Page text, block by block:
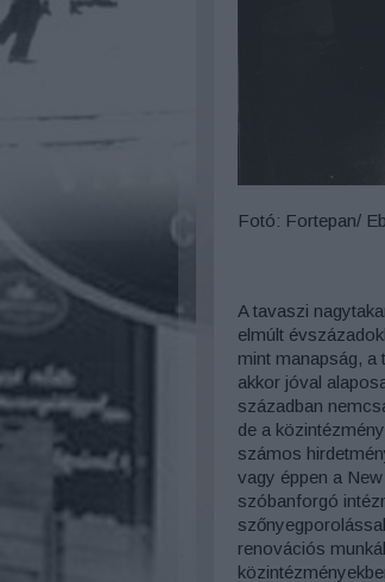
Fotó: Fortepan/
A tavaszi
elmúlt
mint manapság, a
akkor jóval
században
de a
számos
vagy éppen a
szóbanforgó
renovációs